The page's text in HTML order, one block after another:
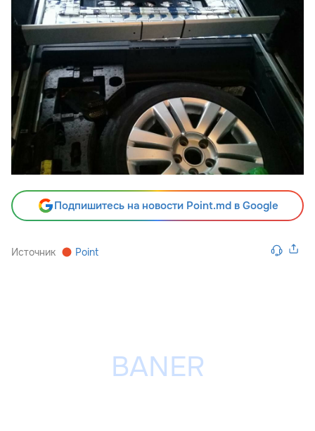
Подпишитесь на новости Point.md в Google
Источник Point